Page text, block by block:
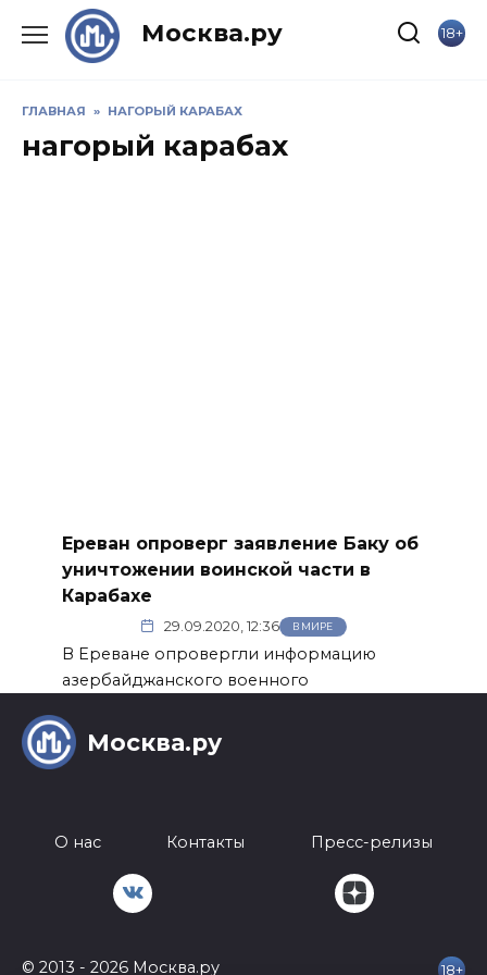
Москва.ру 18+
ГЛАВНАЯ » НАГОРЫЙ КАРАБАХ
нагорый карабах
Ереван опроверг заявление Баку об
уничтожении воинской части в
Карабахе
29.09.2020, 12:36 В МИРЕ
В Ереване опровергли информацию
азербайджанского военного
Москва.ру
О нас Контакты Пресс-релизы
© 2013 - 2026 Москва.ру 18+